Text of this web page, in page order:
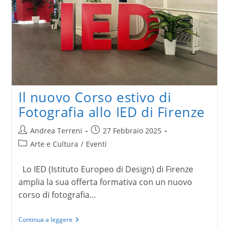
Il nuovo Corso estivo di
Fotografia allo IED di Firenze
Autore
dell'articolo:
Andrea Terreni
Articolo
pubblicato:
27 Febbraio 2025
Categoria
Arte e Cultura / Eventi
Lo IED (Istituto Europeo di Design) di Firenze
amplia la sua offerta formativa con un nuovo
corso di fotografia…
Continua a leggereIl